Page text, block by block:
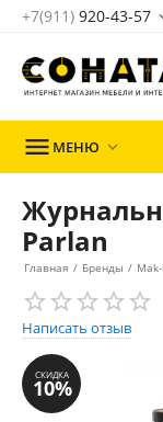
+7(911) 920-43-57
 МЕНЮ 
Parlan
Главная / Бренды /
Написать отзыв
СКИДКА
10%